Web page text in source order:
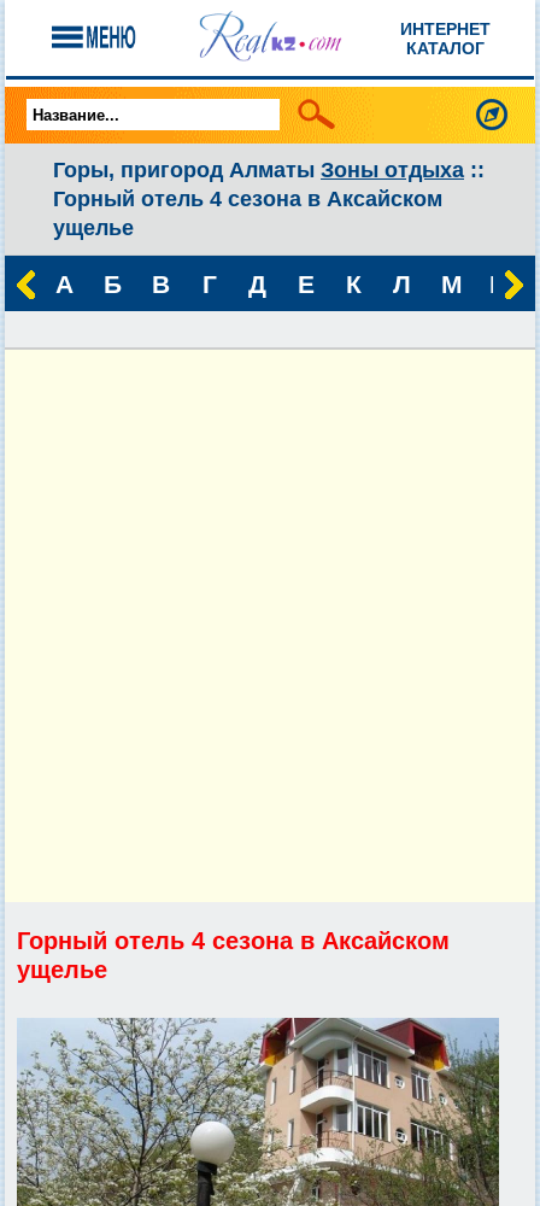
ИНТЕРНЕТ
КАТАЛОГ
Горы, пригород Алматы Зоны отдыха ::
Горный отель 4 сезона в Аксайском
ущелье
А Б В Г Д Е К Л М Н
Горный отель 4 сезона в Аксайском
ущелье